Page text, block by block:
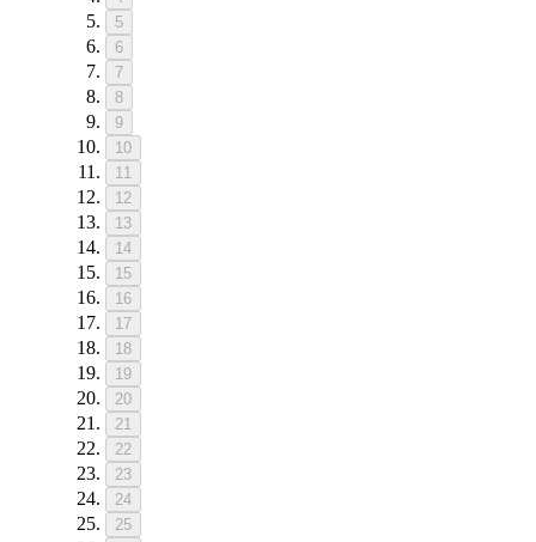
5
6
7
8
9
10
11
12
13
14
15
16
17
18
19
20
21
22
23
24
25